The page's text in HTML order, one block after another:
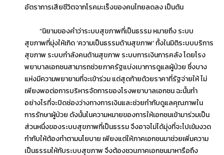
อัตราการเสียชีวิตจากโรคมะเร็งของคนไทยลดลง เป็นต้น
“นิยามของคำว่าระบบสุขภาพที่เป็นธรรม หมายถึง ระบบ
สุขภาพที่มุ่งให้เกิด ‘ความเป็นธรรมด้านสุขภาพ’ ทั้งในมิติระบบบริการ
สุขภาพ ระบบกำลังคนด้านสุขภาพ ระบบการเงินการคลัง โดยโรง
พยาบาลเอกชนสามารถช่วยภาครัฐแบ่งเบาการดูแลผู้ป่วย ซึ่งบาง
แห่งมีความพยายามที่จะเข้าร่วม แต่สุดท้ายด้วยราคาที่รัฐจ่ายให้ ไม่
เพียงพอต่อการบริหารจัดการของโรงพยาบาลเอกชน ฉะนั้นทำ
อย่างไรที่จะปิดช่องว่างทางการเงินและช่วยกำกับดูแลคุณภาพใน
การรักษาผู้ป่วย ดังนั้นในความหมายของการให้เอกชนเข้ามาร่วมเป็น
ส่วนหนึ่งของระบบสุขภาพที่เป็นธรรม จึงอาจไม่ได้มุ่งที่จะไปเข้มงวด
กำกับให้ต้องทำตามนโยบาย เพียงแต่ให้ภาคเอกชนมาช่วยเพิ่มความ
เป็นธรรมให้กับระบบสุขภาพ จึงต้องชวนภาคเอกชนมาหารือถึง